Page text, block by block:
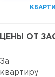
ЦЕНЫ ОТ
За
квартиру